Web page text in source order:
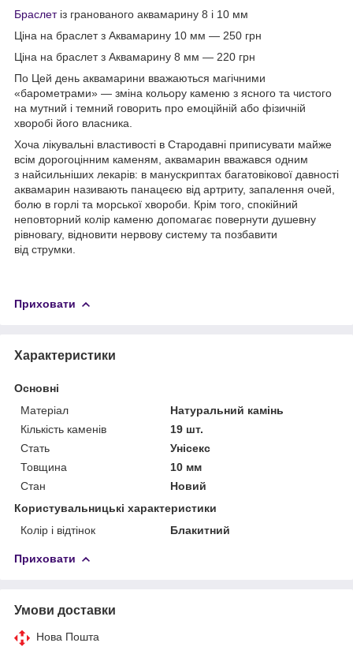
Браслетіз гранованого аквамарину 8 і 10 мм
Ціна на браслет з Аквамарину 10 мм — 250 грн
Ціна на браслет з Аквамарину 8 мм — 220 грн
По Цей день аквамарини вважаються магічними
«барометрами» — зміна кольору каменю з ясного та чистого
на мутний і темний говорить про емоційній або фізичній
хворобі його власника.
Хоча лікувальні властивості в Стародавні приписувати майже
всім дорогоцінним каменям, аквамарин вважався одним
з найсильніших лекарів: в манускриптах багатовікової давності
аквамарин називають панацеєю від артриту, запалення очей,
болю в горлі та морської хвороби. Крім того, спокійний
неповторний колір каменю допомагає повернути душевну
рівновагу, відновити нервову систему та позбавити
від струмки.
Приховати
Характеристики
Основні
Матеріал
Натуральний камінь
Кількість каменів
19 шт.
Стать
Унісекс
Товщина
10 мм
Стан
Новий
Користувальницькі характеристики
Колір і відтінок
Блакитний
Приховати
Умови доставки
Нова Пошта